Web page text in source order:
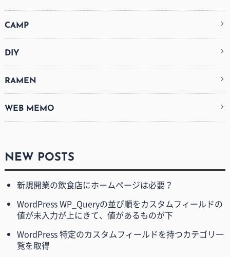
CAMP
DIY
RAMEN
WEB MEMO
NEW POSTS
新規開業の飲食店にホームページは必要？
WordPress WP_Queryの並び順をカスタムフィールドの
値が未入力が上にきて、値があるものが下
WordPress 特定のカスタムフィールドを持つカテゴリ一
覧を取得